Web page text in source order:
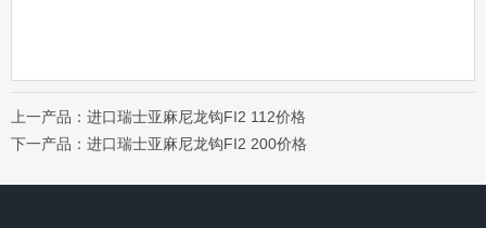
上一产品：进口瑞士亚麻尼龙钩FI2 112价格
下一产品：进口瑞士亚麻尼龙钩FI2 200价格